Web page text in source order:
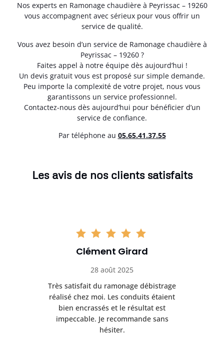
Nos experts en Ramonage chaudière à Peyrissac – 19260
vous accompagnent avec sérieux pour vous offrir un
service de qualité.
Vous avez besoin d’un service de Ramonage chaudière à
Peyrissac – 19260 ?
Faites appel à notre équipe dès aujourd’hui !
Un devis gratuit vous est proposé sur simple demande.
Peu importe la complexité de votre projet, nous vous
garantissons un service professionnel.
Contactez-nous dès aujourd’hui pour bénéficier d’un
service de confiance.
Par téléphone au 05.65.41.37.55
Les avis de nos clients satisfaits
Clément Girard
28 août 2025
Très satisfait du ramonage débistrage
réalisé chez moi. Les conduits étaient
bien encrassés et le résultat est
impeccable. Je recommande sans
hésiter.